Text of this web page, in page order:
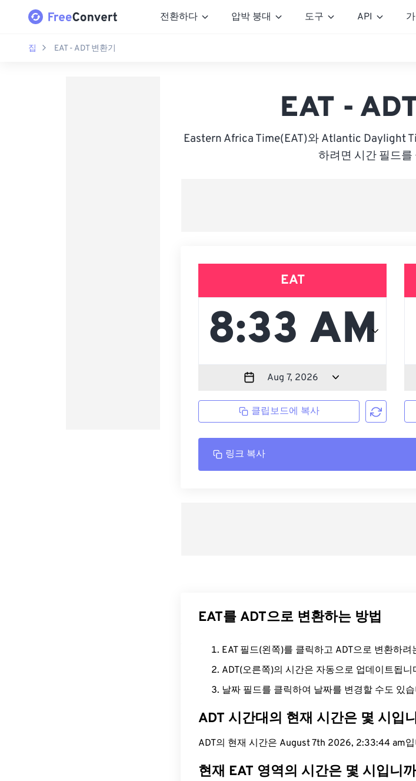
전환하다 압박 붕대 도구 API
집 EAT - ADT 변환기
EAT -
Eastern Africa Time(EAT)와 Atlantic Daylight
하려면 시간 필드를
EAT
클립보드에 복사
링크 복사
EAT를 ADT으로 변환하는 방법
EAT 필드(왼쪽)를 클릭하고 ADT으로 변환하
ADT(오른쪽)의 시간은 자동으로 업데이트됩니
날짜 필드를 클릭하여 날짜를 변경할 수도 있
ADT 시간대의 현재 시간은 몇 시입
ADT의 현재 시간은 August 7th 2026, 2:33:45 am
현재 EAT 영역의 시간은 몇 시입니